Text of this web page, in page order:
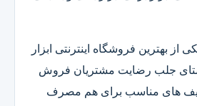
از بهترین فروشگاه اینترنتی ابزار
جلب رضایت مشتریان فروش
های مناسب برای هم مصرف